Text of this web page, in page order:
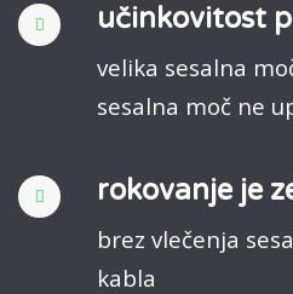
učinkovitost
velika sesalna
sesalna moč ne
rokovanje je
brez vlečenja
kabla